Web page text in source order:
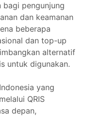
bagi pengunjung
dan keamanan
beberapa
dan top-up
alternatif
untuk digunakan.
yang
QRIS
depan,